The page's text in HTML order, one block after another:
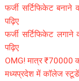
फर्जी सर्टिफिकेट बनाने
पढ़िए
फर्जी सर्टिफिकेट
पढ़िए
OMG! मात्र ₹70000
मध्यप्रदेश में कॉलेज